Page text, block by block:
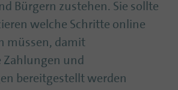
Bürgern zustehen. Sie sollte
welche Schritte online
müssen, damit
Zahlungen und
bereitgestellt werden